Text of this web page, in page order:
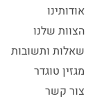
אודותינו
הצוות שלנו
שאלות ותשובות
מגזין טוגדר
צור קשר